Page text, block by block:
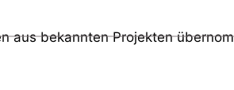
aus bekannten Projekten